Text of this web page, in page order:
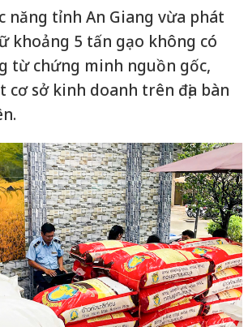
năng tỉnh An Giang vừa phát
khoảng 5 tấn gạo không có
từ chứng minh nguồn gốc,
cơ sở kinh doanh trên địa bàn